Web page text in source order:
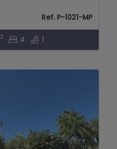
Ref. P-1021-MP
2 4 1